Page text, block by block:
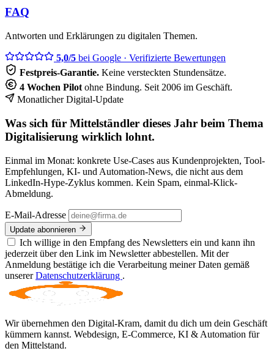
FAQ
Antworten und Erklärungen zu digitalen Themen.
5,0/5 bei Google · Verifizierte Bewertungen
Festpreis-Garantie. Keine versteckten Stundensätze.
4 Wochen Pilot ohne Bindung. Seit 2006 im Geschäft.
Monatlicher Digital-Update
Was sich für Mittelständler dieses Jahr beim Thema
Digitalisierung wirklich lohnt.
Einmal im Monat: konkrete Use-Cases aus Kundenprojekten, Tool-
Empfehlungen, KI- und Automation-News, die nicht aus dem
LinkedIn-Hype-Zyklus kommen. Kein Spam, einmal-Klick-
Abmeldung.
E-Mail-Adresse
Update abonnieren
Ich willige in den Empfang des Newsletters ein und kann ihn
jederzeit über den Link im Newsletter abbestellen. Mit der
Anmeldung bestätige ich die Verarbeitung meiner Daten gemäß
unsererDatenschutzerklärung .
Wir übernehmen den Digital-Kram, damit du dich um dein Geschäft
kümmern kannst. Webdesign, E-Commerce, KI & Automation für
den Mittelstand.